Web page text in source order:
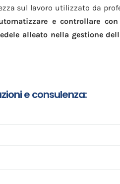
sul lavoro utilizzato da
e controllare con
alleato nella gestione
e consulenza: